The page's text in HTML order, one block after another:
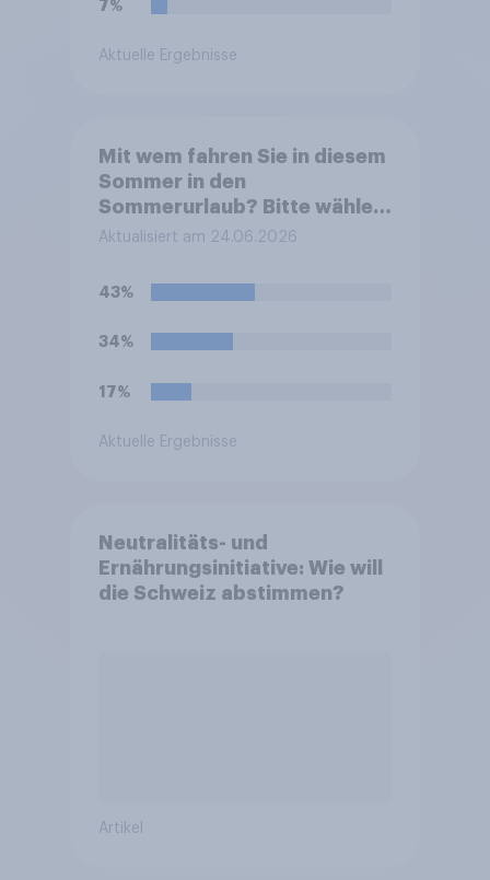
7%
Aktuelle Ergebnisse
Mit wem fahren Sie in diesem
Sommer in den
Sommerurlaub? Bitte wählen
Sie alle zutreffenden
Aktualisiert am 24.06.2026
43%
34%
17%
Aktuelle Ergebnisse
Neutralitäts- und
Ernährungsinitiative: Wie will
die Schweiz abstimmen?
Artikel